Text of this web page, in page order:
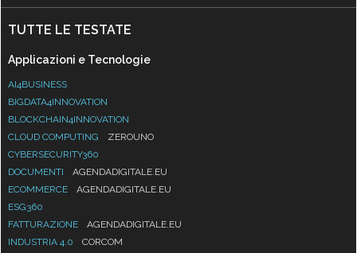
TUTTE LE TESTATE
Applicazioni e Tecnologie
AI4BUSINESS
BIGDATA4INNOVATION
BLOCKCHAIN4INNOVATION
CLOUD COMPUTING
ZEROUNO
CYBERSECURITY360
DOCUMENTI
AGENDADIGITALE.EU
ECOMMERCE
AGENDADIGITALE.EU
ESG360
FATTURAZIONE
AGENDADIGITALE.EU
INDUSTRIA 4.0
CORCOM